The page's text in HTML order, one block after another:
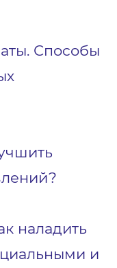
Способы
наладить
и